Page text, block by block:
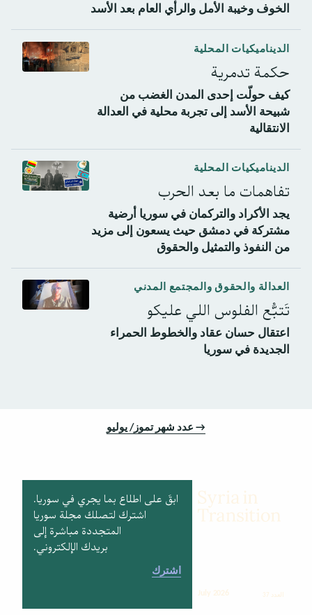
الخوف وخيبة الأمل والرأي العام بعد الأسد
الديناميكيات المحلية
حكمة تدمرية
كيف حولّت إحدى المدن الغضب من
شبيحة الأسد إلى تجربة محلية في العدالة
الانتقالية
الديناميكيات المحلية
تفاهمات ما بعد الحرب
يجد الأكراد والتركمان في سوريا أرضية
مشتركة في دمشق حيث يسعون إلى مزيد
من النفوذ والتمثيل والحقوق
العدالة والحقوق والمجتمع المدني
تَتبُّع الفلوس اللي عليكو
اعتقال حسان عقاد والخطوط الحمراء
الجديدة في سوريا
→ عدد شهر تموز/ يوليو
العدد 37 July 2026
ابقَ على اطلاع بما يجري في سوريا.
اشترك لتصلك مجلة سوريا
المتجددة مباشرة إلى
بريدك الإلكتروني.
اشترك